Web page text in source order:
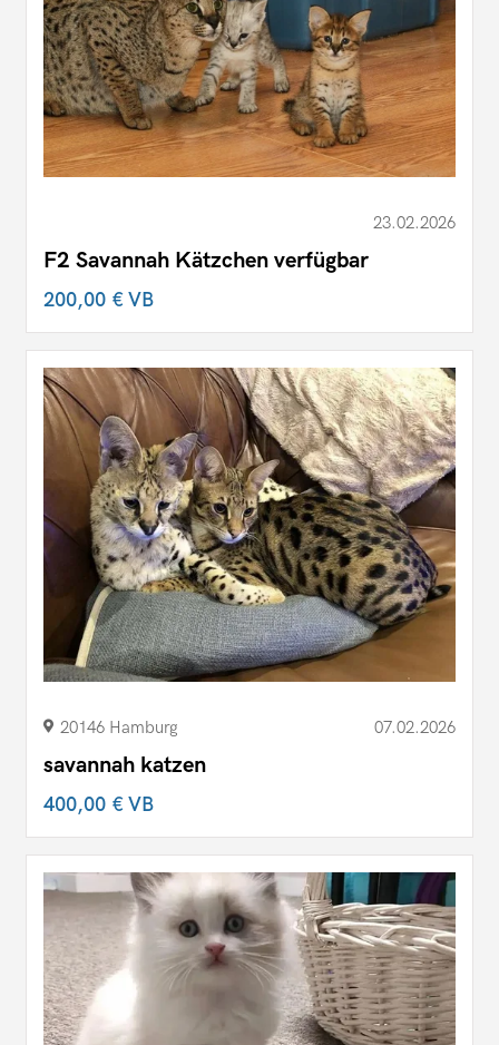
23.02.2026
F2 Savannah Kätzchen verfügbar
200,00 €VB
20146 Hamburg 07.02.2026
savannah katzen
400,00 €VB